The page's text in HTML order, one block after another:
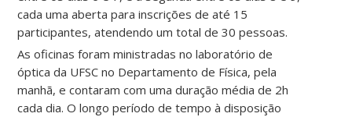
cada uma aberta para inscrições de até 15
participantes, atendendo um total de 30 pessoas.
As oficinas foram ministradas no laboratório de
óptica da UFSC no Departamento de Física, pela
manhã, e contaram com uma duração média de 2h
cada dia. O longo período de tempo à disposição